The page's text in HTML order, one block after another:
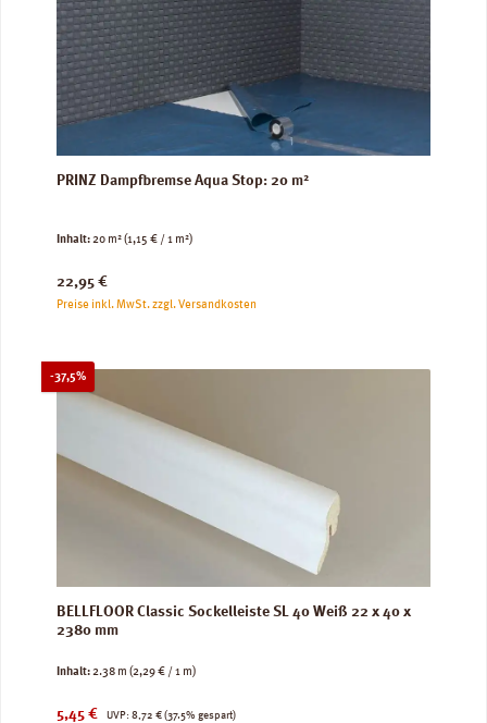
PRINZ Dampfbremse Aqua Stop: 20 m²
Inhalt:20 m²(1,15 € / 1 m²)
Regulärer Preis:
22,95 €
Preise inkl. MwSt. zzgl. Versandkosten
-37,5%Rabatt
BELLFLOOR Classic Sockelleiste SL 40 Weiß 22 x 40 x
2380 mm
Inhalt:2.38 m (2,29 € / 1 m)
Verkaufspreis:
5,45 € UVP:
Regulärer Preis:
8,72 € (37.5% gespart)